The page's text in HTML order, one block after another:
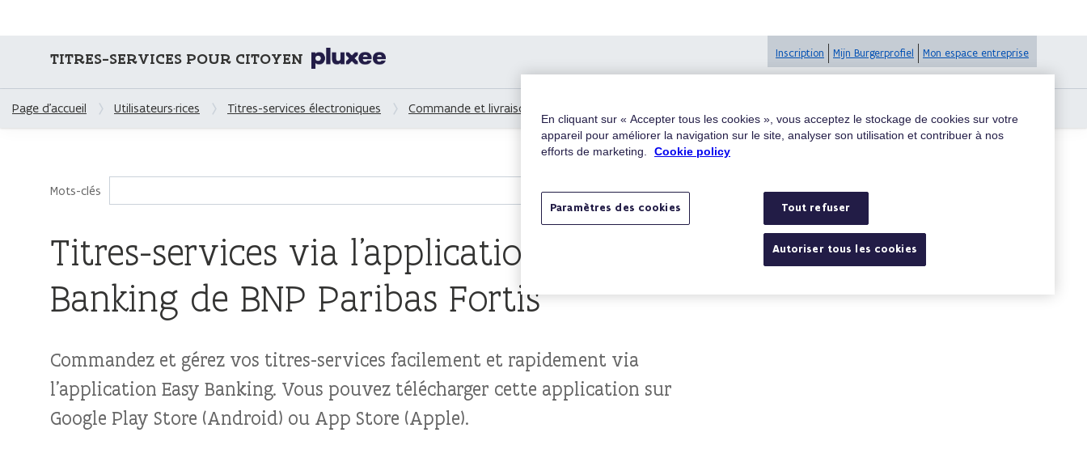
TITRES-SERVICES POUR CITOYEN Inscription Mijn Burgerprofiel Mon espace entreprise
Page d'accueil Utilisateurs·rices Titres-services électroniques Commande et livraison
Mots-clés Rechercher
Titres-services via l'application Easy
Banking de BNP Paribas Fortis
Commandez et gérez vos titres-services facilement et rapidement via
l'application Easy Banking. Vous pouvez télécharger cette application sur
Google Play Store (Android) ou App Store (Apple).
En cliquant sur « Accepter tous les cookies », vous acceptez le stockage de cookies sur votre
appareil pour améliorer la navigation sur le site, analyser son utilisation et contribuer à nos
efforts de marketing.
Cookie policy
Tout refuser
Autoriser tous les cookies
Paramètres des cookies